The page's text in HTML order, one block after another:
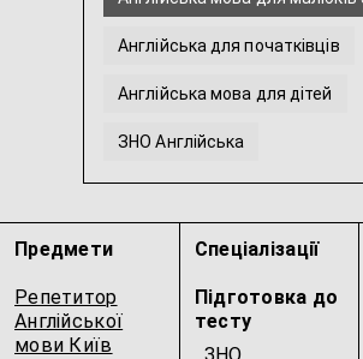
Англійська для початківців
Англійська мова для дітей
ЗНО Англійська
Інтенсивна англійська
Англійська мова для
Предмети
Репетитор
Англійської
мови Київ
Спеціалізації
Підготовка до
тесту